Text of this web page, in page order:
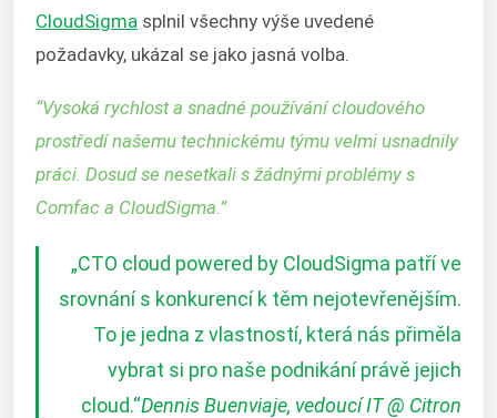
CloudSigma splnil všechny výše uvedené
požadavky, ukázal se jako jasná volba.
“Vysoká rychlost a snadné používání cloudového
prostředí našemu technickému týmu velmi usnadnily
práci. Dosud se nesetkali s žádnými problémy s
Comfac a CloudSigma.”
„CTO cloud powered by CloudSigma patří ve
srovnání s konkurencí k těm nejotevřenějším.
To je jedna z vlastností, která nás přiměla
vybrat si pro naše podnikání právě jejich
cloud.“Dennis Buenviaje, vedoucí IT @ Citron